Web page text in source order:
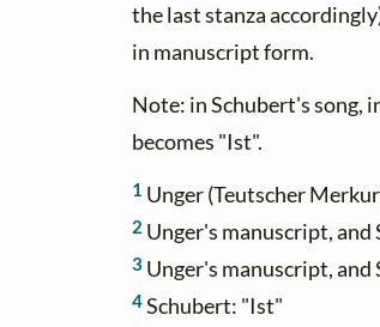
the last stanza
in manuscript form.
Note: in Schubert's song,
becomes "Ist".
1 Unger (Teutscher
2 Unger's manuscript, and
3 Unger's manuscript, and
4Schubert: "Ist"